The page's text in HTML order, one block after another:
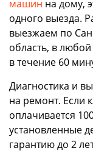
машин на дому,
одного выезда.
выезжаем по
область, в
в течение 60
Диагностика и
на ремонт. Если
оплачивается
установленные
гарантию до 2